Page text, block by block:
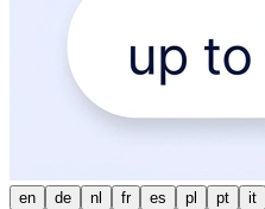
en de nl fr es pl pt it